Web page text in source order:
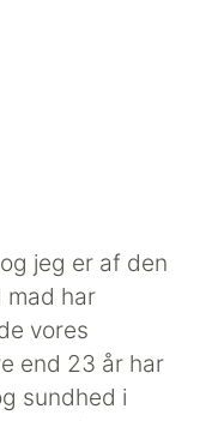
jeg er af den
mad har
vores
end 23 år har
sundhed i